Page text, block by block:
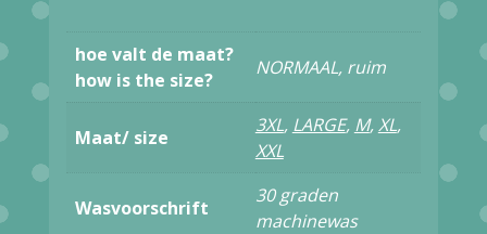
DUIF
aantal
hoe valt de maat?
how is the size?
NORMAAL, ruim
Maat/ size
3XL, LARGE, M,XL,
XXL
Wasvoorschrift
30 graden
machinewas